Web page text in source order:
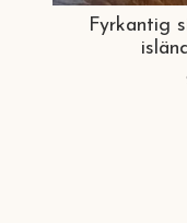
Fyrkantig